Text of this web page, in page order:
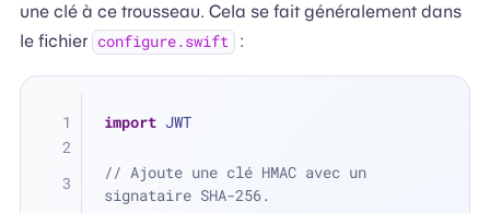
une clé à ce trousseau. Cela se fait généralement dans
le fichier configure.swift :
import JWT
// Ajoute une clé HMAC avec un
signataire SHA-256.